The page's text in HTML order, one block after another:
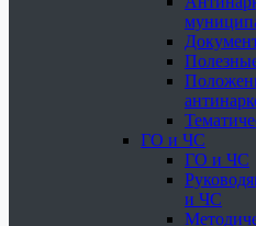
ГО и ЧС
ГО и ЧС
и ЧС